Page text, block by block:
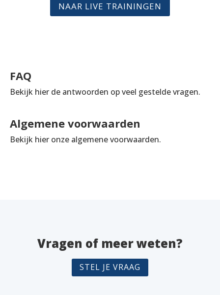
NAAR LIVE TRAININGEN
FAQ
Bekijk hier de antwoorden op veel gestelde vragen.
Algemene voorwaarden
Bekijk hier onze algemene voorwaarden.
Vragen of meer weten?
STEL JE VRAAG